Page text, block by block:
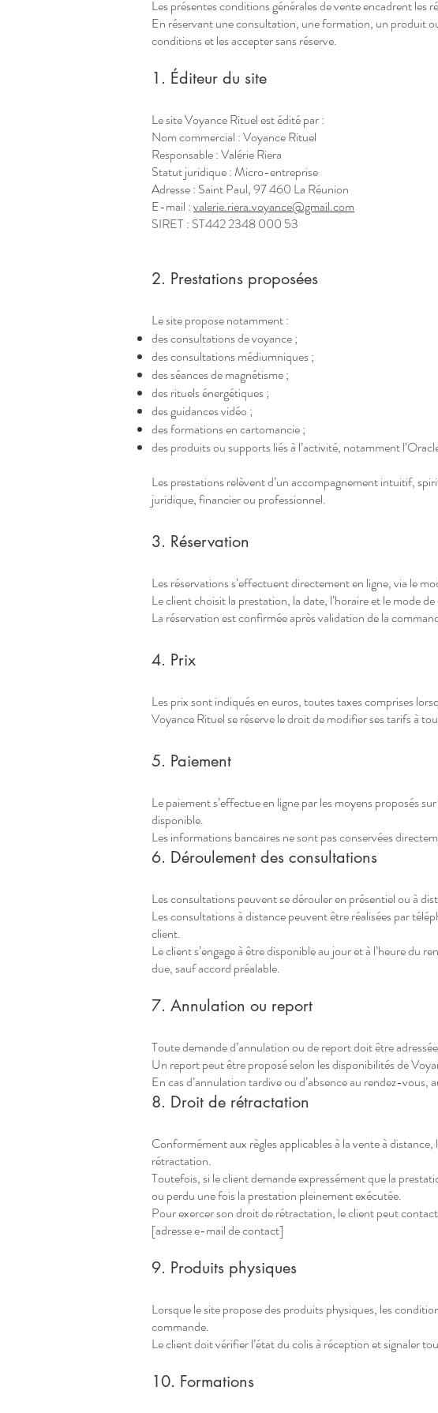
Les présentes conditions générales de vente encadrent
En réservant une consultation, une formation, un produit
conditions et les accepter sans réserve.
1. Éditeur du site
Le site Voyance Rituel est édité par :
Nom commercial : Voyance Rituel
Responsable : Valérie Riera
Statut juridique : Micro-entreprise
Adresse : Saint Paul, 97 460 La Réunion
E-mail :valerie.riera.voyance@gmail.com
SIRET : ST442 2348 000 53
2. Prestations proposées
Le site propose notamment :
des consultations de voyance ;
des consultations médiumniques ;
des séances de magnétisme ;
des rituels énergétiques ;
des guidances vidéo ;
des formations en cartomancie ;
des produits ou supports liés à l’activité, notamment
Les prestations relèvent d’un accompagnement intuitif,
juridique, financier ou professionnel.
3. Réservation
Les réservations s’effectuent directement en ligne, via le
Le client choisit la prestation, la date, l’horaire et le mode
La réservation est confirmée après validation de la
4. Prix
Les prix sont indiqués en euros, toutes taxes comprises
Voyance Rituel se réserve le droit de modifier ses tarifs à
5. Paiement
Le paiement s’effectue en ligne par les moyens proposés
disponible.
Les informations bancaires ne sont pas conservées
6. Déroulement des consultations
Les consultations peuvent se dérouler en présentiel ou à
Les consultations à distance peuvent être réalisées par
client.
Le client s’engage à être disponible au jour et à l’heure du
due, sauf accord préalable.
7. Annulation ou report
Toute demande d’annulation ou de report doit être
Un report peut être proposé selon les disponibilités de
En cas d’annulation tardive ou d’absence au rendez-
8. Droit de rétractation
Conformément aux règles applicables à la vente à
rétractation.
Toutefois, si le client demande expressément que la
ou perdu une fois la prestation pleinement exécutée.
Pour exercer son droit de rétractation, le client peut
[adresse e-mail de contact]
9. Produits physiques
Lorsque le site propose des produits physiques, les
commande.
Le client doit vérifier l’état du colis à réception et signaler
10. Formations